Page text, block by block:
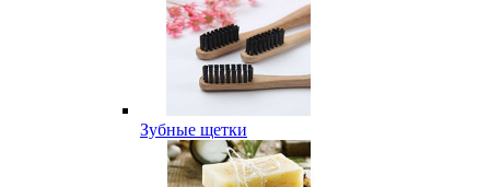
Зубные щетки